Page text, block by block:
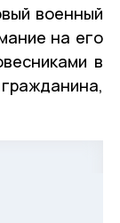
военный
на его
в